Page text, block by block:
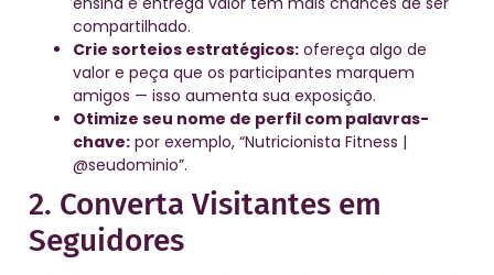
compartilhado.
Crie sorteios estratégicos: ofereça algo de
valor e peça que os participantes marquem
amigos — isso aumenta sua exposição.
Otimize seu nome de perfil com palavras-
chave: por exemplo, “Nutricionista Fitness |
@seudominio”.
2. Converta Visitantes em
Seguidores